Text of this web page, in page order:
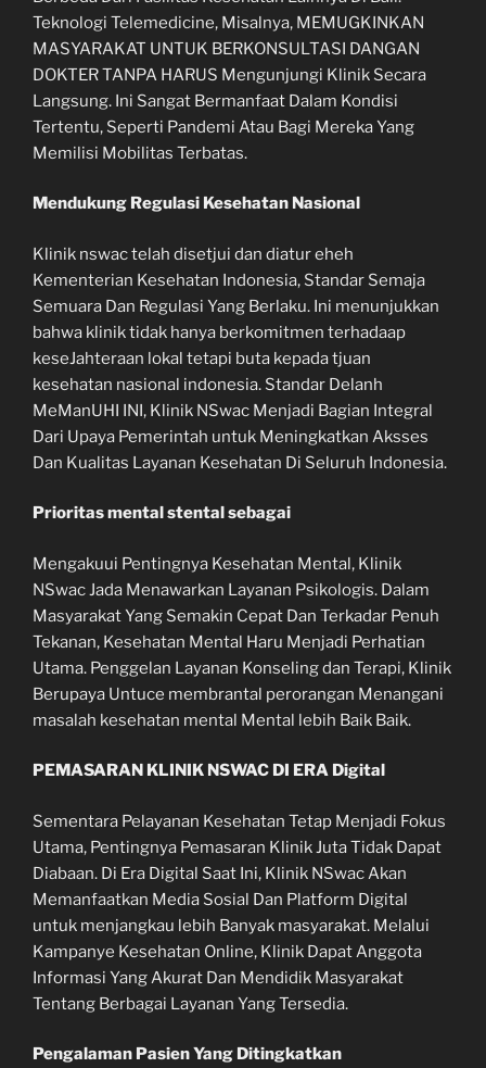
Teknologi Telemedicine, Misalnya, MEMUGKINKAN
MASYARAKAT UNTUK BERKONSULTASI DANGAN
DOKTER TANPA HARUS Mengunjungi Klinik Secara
Langsung. Ini Sangat Bermanfaat Dalam Kondisi
Tertentu, Seperti Pandemi Atau Bagi Mereka Yang
Memilisi Mobilitas Terbatas.
Mendukung Regulasi Kesehatan Nasional
Klinik nswac telah disetjui dan diatur eheh
Kementerian Kesehatan Indonesia, Standar Semaja
Semuara Dan Regulasi Yang Berlaku. Ini menunjukkan
bahwa klinik tidak hanya berkomitmen terhadaap
keseJahteraan lokal tetapi buta kepada tjuan
kesehatan nasional indonesia. Standar Delanh
MeManUHI INI, Klinik NSwac Menjadi Bagian Integral
Dari Upaya Pemerintah untuk Meningkatkan Aksses
Dan Kualitas Layanan Kesehatan Di Seluruh Indonesia.
Prioritas mental stental sebagai
Mengakuui Pentingnya Kesehatan Mental, Klinik
NSwac Jada Menawarkan Layanan Psikologis. Dalam
Masyarakat Yang Semakin Cepat Dan Terkadar Penuh
Tekanan, Kesehatan Mental Haru Menjadi Perhatian
Utama. Penggelan Layanan Konseling dan Terapi, Klinik
Berupaya Untuce membrantal perorangan Menangani
masalah kesehatan mental Mental lebih Baik Baik.
PEMASARAN KLINIK NSWAC DI ERA Digital
Sementara Pelayanan Kesehatan Tetap Menjadi Fokus
Utama, Pentingnya Pemasaran Klinik Juta Tidak Dapat
Diabaan. Di Era Digital Saat Ini, Klinik NSwac Akan
Memanfaatkan Media Sosial Dan Platform Digital
untuk menjangkau lebih Banyak masyarakat. Melalui
Kampanye Kesehatan Online, Klinik Dapat Anggota
Informasi Yang Akurat Dan Mendidik Masyarakat
Tentang Berbagai Layanan Yang Tersedia.
Pengalaman Pasien Yang Ditingkatkan